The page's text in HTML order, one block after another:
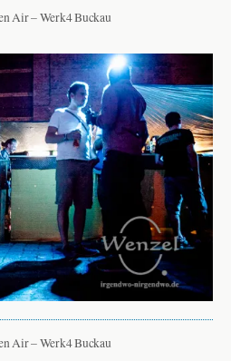
Air – Werk4 Buckau
Air – Werk4 Buckau